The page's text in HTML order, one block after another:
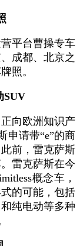
平台曹操专车
成都、北京之
照。
SUV
向欧洲知识产
申请带“e”的商
前，雷克萨斯
雷克萨斯在今
概念车，
的可能，包括
纯电动等多种